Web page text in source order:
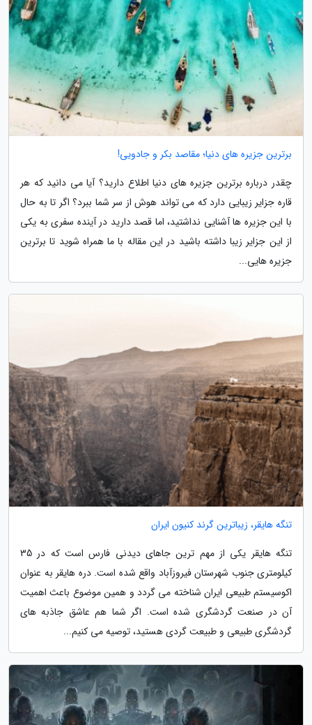
برترین جزیره های دنیا؛ مقاصد بکر و جادویی!
چقدر درباره برترین جزیره های دنیا اطلاع دارید؟ آیا می دانید که هر
قاره جزایر زیبایی دارد که می تواند هوش از سر شما ببرد؟ اگر تا به حال
با این جزیره ها آشنایی نداشتید، اما قصد دارید در آینده سفری به یکی
از این جزایر زیبا داشته باشید در این مقاله با ما همراه شوید تا برترین
جزیره هایی...
تنگه هایقر، زیباترین گرند کنیون ایران
تنگه هایقر یکی از مهم ترین جاهای دیدنی فارس است که در 35
کیلومتری جنوب شهرستان فیروزآباد واقع شده است. دره هایقر به عنوان
اکوسیستم طبیعی ایران شناخته می گردد و همین موضوع باعث اهمیت
آن در صنعت گردشگری شده است. اگر شما هم عاشق جاذبه های
گردشگری طبیعی و طبیعت گردی هستید، توصیه می کنیم...